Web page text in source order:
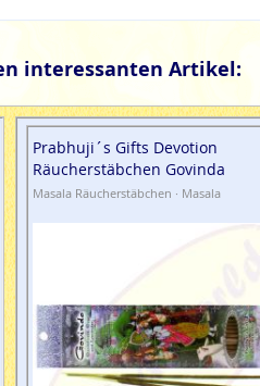
interessanten Artikel:
Prabhuji´s Gifts Devotion
Räucherstäbchen Govinda
Masala Räucherstäbchen · Masala